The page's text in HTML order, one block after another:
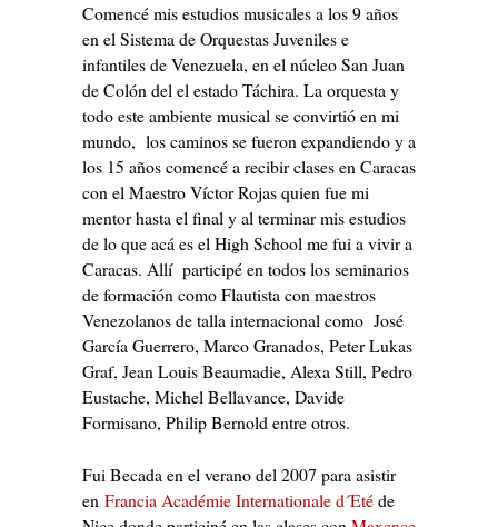
Comencé mis estudios musicales a los 9 años
en el Sistema de Orquestas Juveniles e
infantiles de Venezuela, en el núcleo San Juan
de Colón del el estado Táchira. La orquesta y
todo este ambiente musical se convirtió en mi
mundo, los caminos se fueron expandiendo y a
los 15 años comencé a recibir clases en Caracas
con el Maestro Víctor Rojas quien fue mi
mentor hasta el final y al terminar mis estudios
de lo que acá es el High School me fui a vivir a
Caracas. Allí participé en todos los seminarios
de formación como Flautista con maestros
Venezolanos de talla internacional como José
García Guerrero, Marco Granados, Peter Lukas
Graf, Jean Louis Beaumadie, Alexa Still, Pedro
Eustache, Michel Bellavance, Davide
Formisano, Philip Bernold entre otros.
Fui Becada en el verano del 2007 para asistir
en Francia Académie Internationale d´Etéde